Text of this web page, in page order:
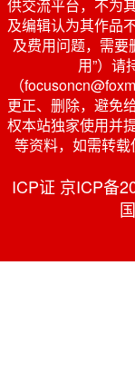
供交流平台，不为
及编辑认为其作品
及费用问题，需要
用”）请
（
更正、删除，避免
权本站独家使用并
等资料，如需转载
ICP证 京ICP备